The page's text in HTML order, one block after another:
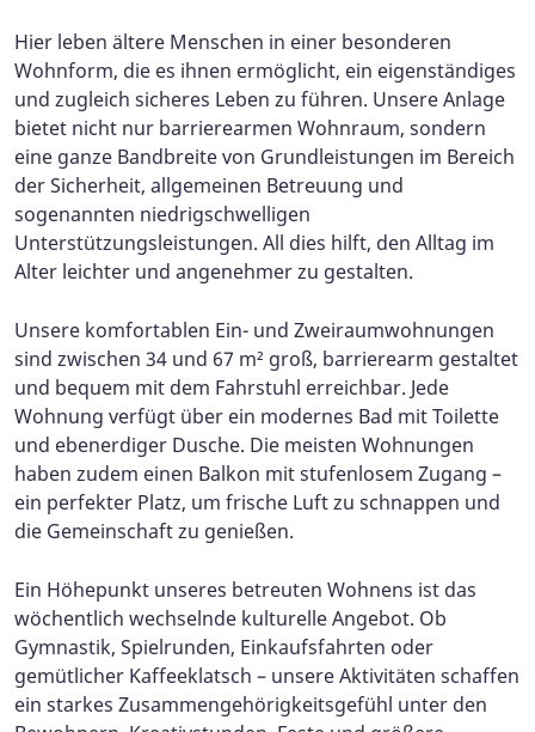
Hier leben ältere Menschen in einer besonderen
Wohnform, die es ihnen ermöglicht, ein eigenständiges
und zugleich sicheres Leben zu führen. Unsere Anlage
bietet nicht nur barrierearmen Wohnraum, sondern
eine ganze Bandbreite von Grundleistungen im Bereich
der Sicherheit, allgemeinen Betreuung und
sogenannten niedrigschwelligen
Unterstützungsleistungen. All dies hilft, den Alltag im
Alter leichter und angenehmer zu gestalten.
Unsere komfortablen Ein- und Zweiraumwohnungen
sind zwischen 34 und 67 m² groß, barrierearm gestaltet
und bequem mit dem Fahrstuhl erreichbar. Jede
Wohnung verfügt über ein modernes Bad mit Toilette
und ebenerdiger Dusche. Die meisten Wohnungen
haben zudem einen Balkon mit stufenlosem Zugang –
ein perfekter Platz, um frische Luft zu schnappen und
die Gemeinschaft zu genießen.
Ein Höhepunkt unseres betreuten Wohnens ist das
wöchentlich wechselnde kulturelle Angebot. Ob
Gymnastik, Spielrunden, Einkaufsfahrten oder
gemütlicher Kaffeeklatsch – unsere Aktivitäten schaffen
ein starkes Zusammengehörigkeitsgefühl unter den